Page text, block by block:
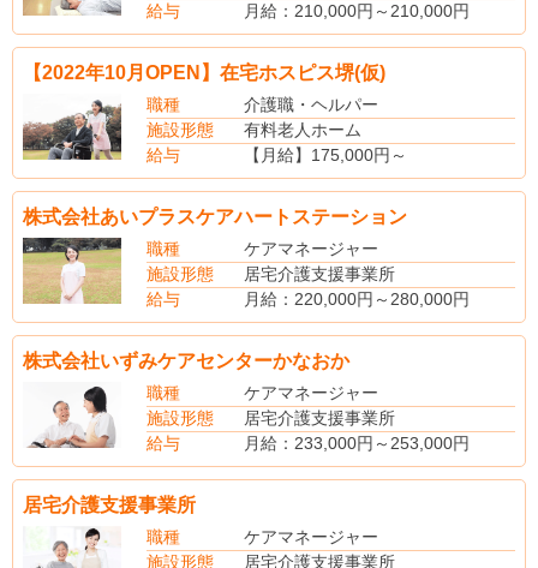
給与
月給：210,000円～210,000円
【2022年10月OPEN】在宅ホスピス堺(仮)
職種
介護職・ヘルパー
施設形態
有料老人ホーム
給与
【月給】175,000円～
【賞与】年2回
【社会保険】完備
【退職金制度】あり
株式会社あいプラスケアハートステーション
職種
ケアマネージャー
施設形態
居宅介護支援事業所
給与
月給：220,000円～280,000円
（別途手当）
住宅手当
扶養手当
賞与年2回（昨年度実績2.00月分）
株式会社いずみケアセンターかなおか
職種
ケアマネージャー
施設形態
居宅介護支援事業所
給与
月給：233,000円～253,000円
（手当内訳）
資格手当5,000円～5,000円
居宅介護支援事業所
職種
ケアマネージャー
施設形態
居宅介護支援事業所